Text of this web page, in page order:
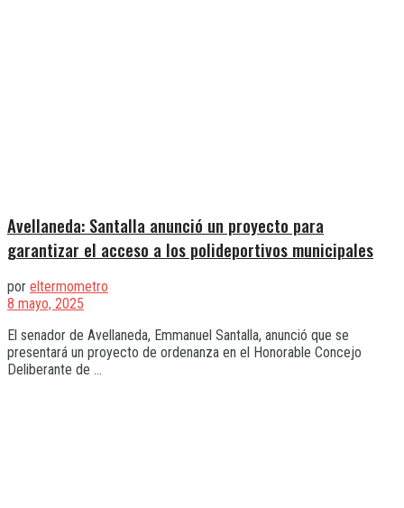
Avellaneda: Santalla anunció un proyecto para
garantizar el acceso a los polideportivos municipales
por eltermometro
8 mayo, 2025
El senador de Avellaneda, Emmanuel Santalla, anunció que se
presentará un proyecto de ordenanza en el Honorable Concejo
Deliberante de ...